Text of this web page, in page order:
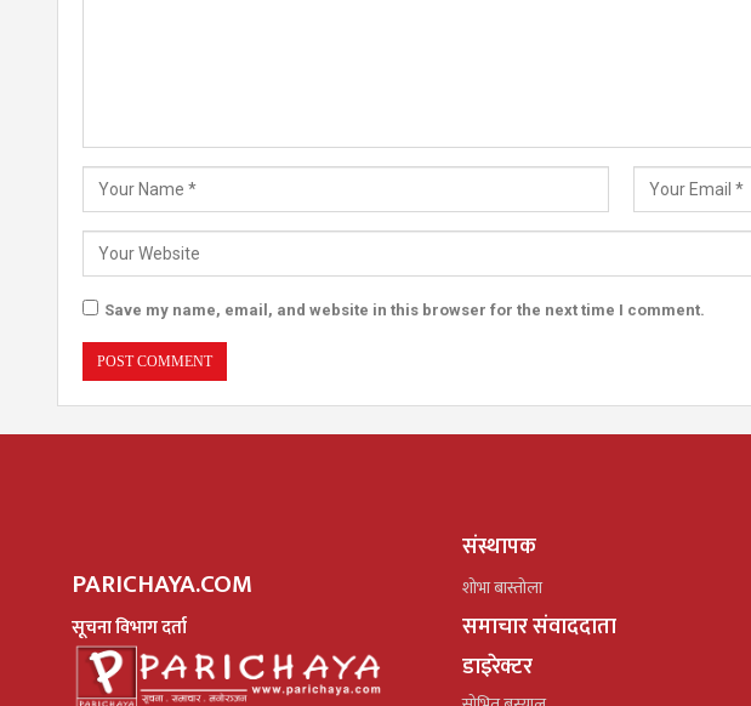
Save my name, email, and website in this browser for the next time I comment.
PARICHAYA.COM
सूचना विभाग दर्ता
संस्थापक
शोभा बास्तोला
समाचार संवाददाता
डाइरेक्टर